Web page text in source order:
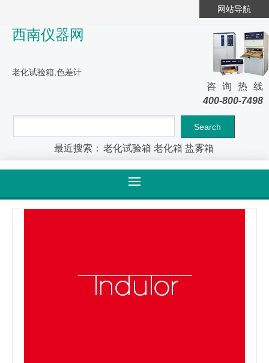
网站导航
西南仪器网
老化试验箱,色差计
咨询热线
400-800-7498
最近搜索： 老化试验箱 老化箱 盐雾箱
产品详情